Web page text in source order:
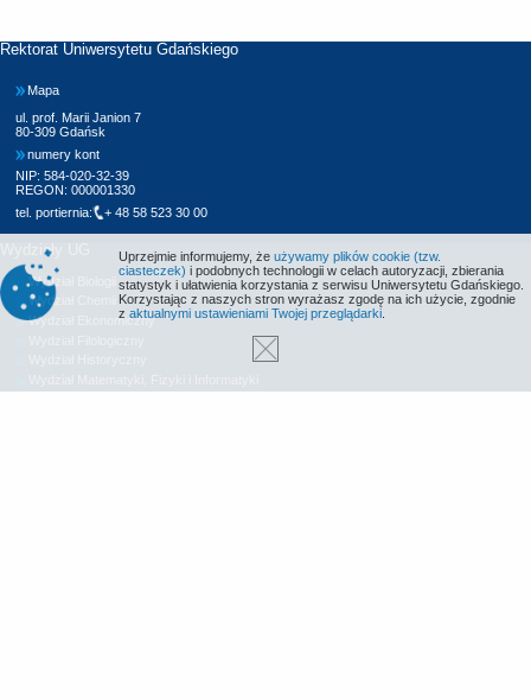
Rektorat Uniwersytetu Gdańskiego
Mapa
ul. prof. Marii Janion 7
80-309 Gdańsk
numery kont
NIP: 584-020-32-39
REGON: 000001330
tel. portiernia:
+ 48 58 523 30 00
Wydziały UG
Wydział Biologii
Wydział Chemii
Wydział Ekonomiczny
Uprzejmie informujemy, że używamy plików cookie (tzw.
ciasteczek) i podobnych technologii w celach autoryzacji, zbierania
statystyk i ułatwienia korzystania z serwisu Uniwersytetu Gdańskiego.
Korzystając z naszych stron wyrażasz zgodę na ich użycie, zgodnie
z aktualnymi ustawieniami Twojej przeglądarki